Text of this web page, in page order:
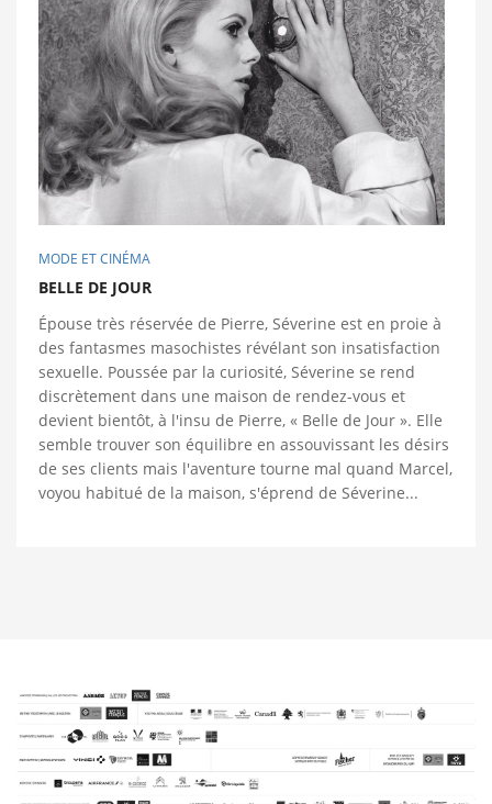
MODE ET CINÉMA
BELLE DE JOUR
Épouse très réservée de Pierre, Séverine est en proie à
des fantasmes masochistes révélant son insatisfaction
sexuelle. Poussée par la curiosité, Séverine se rend
discrètement dans une maison de rendez-vous et
devient bientôt, à l'insu de Pierre, « Belle de Jour ». Elle
semble trouver son équilibre en assouvissant les désirs
de ses clients mais l'aventure tourne mal quand Marcel,
voyou habitué de la maison, s'éprend de Séverine...